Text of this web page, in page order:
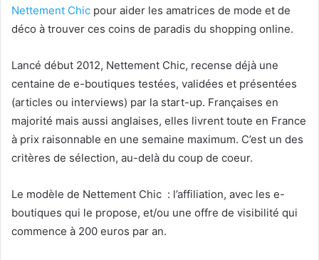
Nettement Chic pour aider les amatrices de mode et de
déco à trouver ces coins de paradis du shopping online.
Lancé début 2012, Nettement Chic, recense déjà une
centaine de e-boutiques testées, validées et présentées
(articles ou interviews) par la start-up. Françaises en
majorité mais aussi anglaises, elles livrent toute en France
à prix raisonnable en une semaine maximum. C’est un des
critères de sélection, au-delà du coup de coeur.
Le modèle de Nettement Chic : l’affiliation, avec les e-
boutiques qui le propose, et/ou une offre de visibilité qui
commence à 200 euros par an.